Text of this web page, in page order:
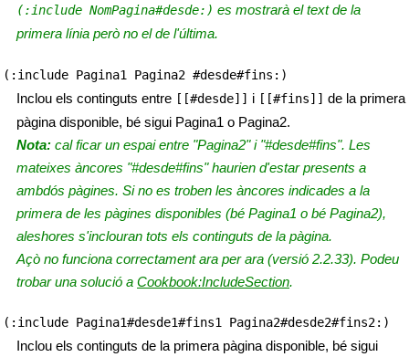
(:include NomPagina#desde:) es mostrarà el text de la
primera línia però no el de l'última.
(:include Pagina1 Pagina2 #desde#fins:)
Inclou els continguts entre [[#desde]] i [[#fins]] de la primera
pàgina disponible, bé sigui Pagina1 o Pagina2.
Nota: cal ficar un espai entre "Pagina2" i "#desde#fins". Les
mateixes àncores "#desde#fins" haurien d'estar presents a
ambdós pàgines. Si no es troben les àncores indicades a la
primera de les pàgines disponibles (bé Pagina1 o bé Pagina2),
aleshores s'inclouran tots els continguts de la pàgina.
Açò no funciona correctament ara per ara (versió 2.2.33). Podeu
trobar una solució a Cookbook:IncludeSection.
(:include Pagina1#desde1#fins1 Pagina2#desde2#fins2:)
Inclou els continguts de la primera pàgina disponible, bé sigui